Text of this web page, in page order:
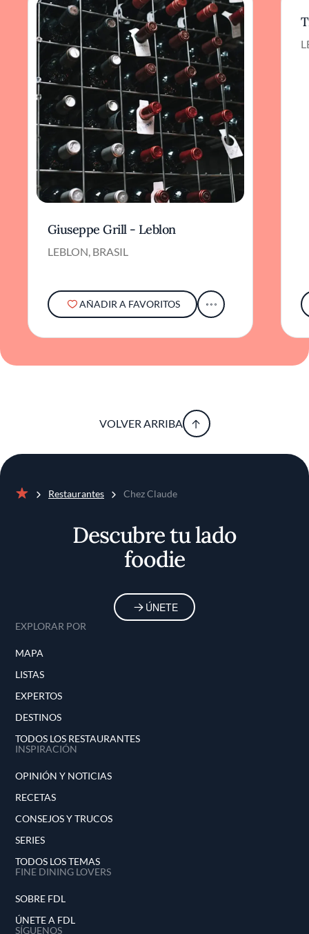
Giuseppe Grill - Leblon
LEBLON, BRASIL
AÑADIR A FAVORITOS
VOLVER ARRIBA
Restaurantes Chez Claude
Descubre tu lado
foodie
ÚNETE
EXPLORAR POR
MAPA
LISTAS
EXPERTOS
DESTINOS
TODOS LOS RESTAURANTES
INSPIRACIÓN
OPINIÓN Y NOTICIAS
RECETAS
CONSEJOS Y TRUCOS
SERIES
TODOS LOS TEMAS
FINE DINING LOVERS
SOBRE FDL
ÚNETE A FDL
SÍGUENOS